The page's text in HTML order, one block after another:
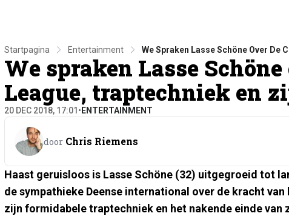
Startpagina Entertainment We Spraken Lasse Schöne Over De
We spraken Lasse
League, traptechniek en
20 DEC 2018, 17:01 • ENTERTAINMENT
door Chris Riemens
Haast geruisloos is Lasse Schöne (32) uitgegroeid tot
de sympathieke Deense international over de kracht
zijn formidabele traptechniek en het nakende einde van